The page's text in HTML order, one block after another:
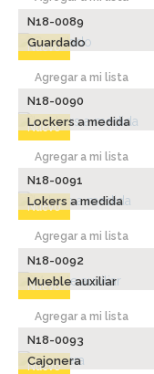
Nuevo
N18-0089
Guardado
Agregar a mi lista
Nuevo
N18-0090
Lockers a medida
Agregar a mi lista
Nuevo
N18-0091
Lokers a medida
Agregar a mi lista
Nuevo
N18-0092
Mueble auxiliar
Agregar a mi lista
Nuevo
N18-0093
Cajonera